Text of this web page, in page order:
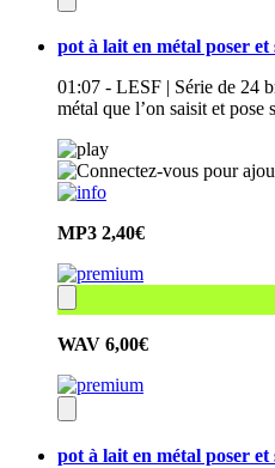
pot à lait en métal poser et
01:07 - LESF | Série de 24
métal que l’on saisit et
MP3 2,40€
WAV 6,00€
pot à lait en métal poser et